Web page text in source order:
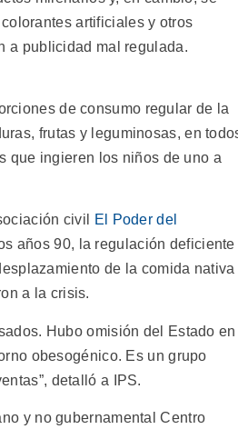
artificiales y otros
a publicidad mal regulada.
de consumo regular de la
frutas y leguminosas, en
que ingieren los niños de uno a
civil
El Poder del
años 90, la regulación deficiente
de la comida nativa
a la crisis.
Hubo omisión del Estado en
obesogénico. Es un grupo
detalló a IPS.
y no gubernamental Centro